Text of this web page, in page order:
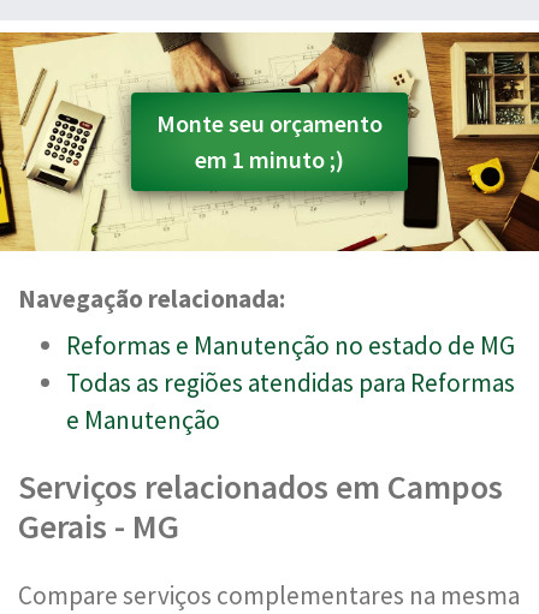
Monte seu orçamento
em 1 minuto ;)
Navegação relacionada:
Reformas e Manutenção no estado de MG
Todas as regiões atendidas para Reformas
e Manutenção
Serviços relacionados em Campos
Gerais - MG
Compare serviços complementares na mesma